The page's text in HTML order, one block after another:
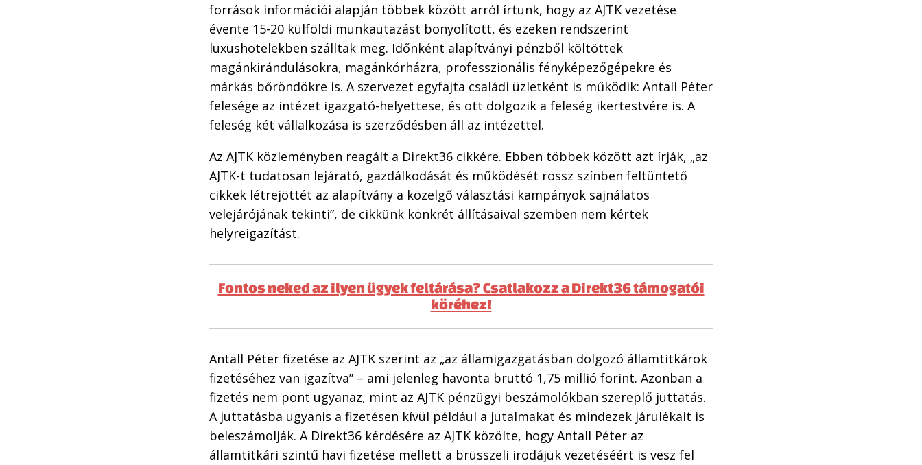
források információi alapján többek között arról írtunk, hogy az AJTK vezetése
évente 15-20 külföldi munkautazást bonyolított, és ezeken rendszerint
luxushotelekben szálltak meg. Időnként alapítványi pénzből költöttek
magánkirándulásokra, magánkórházra, professzionális fényképezőgépekre és
márkás bőröndökre is. A szervezet egyfajta családi üzletként is működik: Antall Péter
felesége az intézet igazgató-helyettese, és ott dolgozik a feleség ikertestvére is. A
feleség két vállalkozása is szerződésben áll az intézettel.
Az AJTK közleményben reagált a Direkt36 cikkére. Ebben többek között azt írják, „az
AJTK-t tudatosan lejárató, gazdálkodását és működését rossz színben feltüntető
cikkek létrejöttét az alapítvány a közelgő választási kampányok sajnálatos
velejárójának tekinti”, de cikkünk konkrét állításaival szemben nem kértek
helyreigazítást.
Fontos neked az ilyen ügyek feltárása? Csatlakozz a Direkt36 támogatói
köréhez!
Antall Péter fizetése az AJTK szerint az „az államigazgatásban dolgozó államtitkárok
fizetéséhez van igazítva” – ami jelenleg havonta bruttó 1,75 millió forint. Azonban a
fizetés nem pont ugyanaz, mint az AJTK pénzügyi beszámolókban szereplő juttatás.
A juttatásba ugyanis a fizetésen kívül például a jutalmakat és mindezek járulékait is
beleszámolják. A Direkt36 kérdésére az AJTK közölte, hogy Antall Péter az
államtitkári szintű havi fizetése mellett a brüsszeli irodájuk vezetéséért is vesz fel